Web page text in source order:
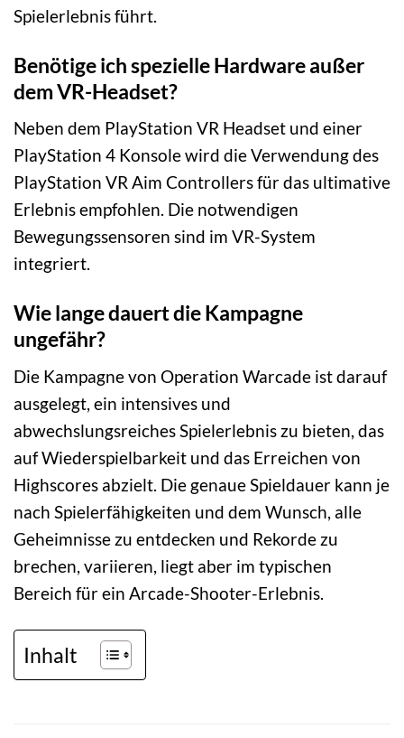
Spielerlebnis führt.
Benötige ich spezielle Hardware außer
dem VR-Headset?
Neben dem PlayStation VR Headset und einer
PlayStation 4 Konsole wird die Verwendung des
PlayStation VR Aim Controllers für das ultimative
Erlebnis empfohlen. Die notwendigen
Bewegungssensoren sind im VR-System
integriert.
Wie lange dauert die Kampagne
ungefähr?
Die Kampagne von Operation Warcade ist darauf
ausgelegt, ein intensives und
abwechslungsreiches Spielerlebnis zu bieten, das
auf Wiederspielbarkeit und das Erreichen von
Highscores abzielt. Die genaue Spieldauer kann je
nach Spielerfähigkeiten und dem Wunsch, alle
Geheimnisse zu entdecken und Rekorde zu
brechen, variieren, liegt aber im typischen
Bereich für ein Arcade-Shooter-Erlebnis.
Inhalt